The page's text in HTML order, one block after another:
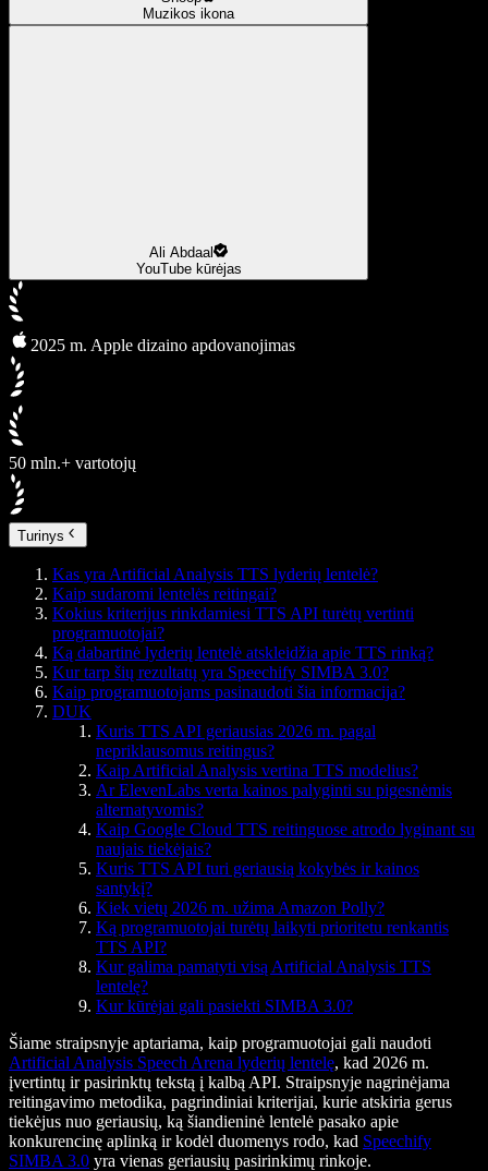
Muzikos ikona
Ali Abdaal
YouTube kūrėjas
2025 m. Apple dizaino apdovanojimas
50 mln.+ vartotojų
Turinys
Kas yra Artificial Analysis TTS lyderių lentelė?
Kaip sudaromi lentelės reitingai?
Kokius kriterijus rinkdamiesi TTS API turėtų vertinti
programuotojai?
Ką dabartinė lyderių lentelė atskleidžia apie TTS rinką?
Kur tarp šių rezultatų yra Speechify SIMBA 3.0?
Kaip programuotojams pasinaudoti šia informacija?
DUK
Kuris TTS API geriausias 2026 m. pagal
nepriklausomus reitingus?
Kaip Artificial Analysis vertina TTS modelius?
Ar ElevenLabs verta kainos palyginti su pigesnėmis
alternatyvomis?
Kaip Google Cloud TTS reitinguose atrodo lyginant su
naujais tiekėjais?
Kuris TTS API turi geriausią kokybės ir kainos
santykį?
Kiek vietų 2026 m. užima Amazon Polly?
Ką programuotojai turėtų laikyti prioritetu renkantis
TTS API?
Kur galima pamatyti visą Artificial Analysis TTS
lentelę?
Kur kūrėjai gali pasiekti SIMBA 3.0?
Šiame straipsnyje aptariama, kaip programuotojai gali naudoti
Artificial Analysis Speech Arena lyderių lentelę, kad 2026 m.
įvertintų ir pasirinktų tekstą į kalbą API. Straipsnyje nagrinėjama
reitingavimo metodika, pagrindiniai kriterijai, kurie atskiria gerus
tiekėjus nuo geriausių, ką šiandieninė lentelė pasako apie
konkurencinę aplinką ir kodėl duomenys rodo, kad Speechify
SIMBA 3.0 yra vienas geriausių pasirinkimų rinkoje.